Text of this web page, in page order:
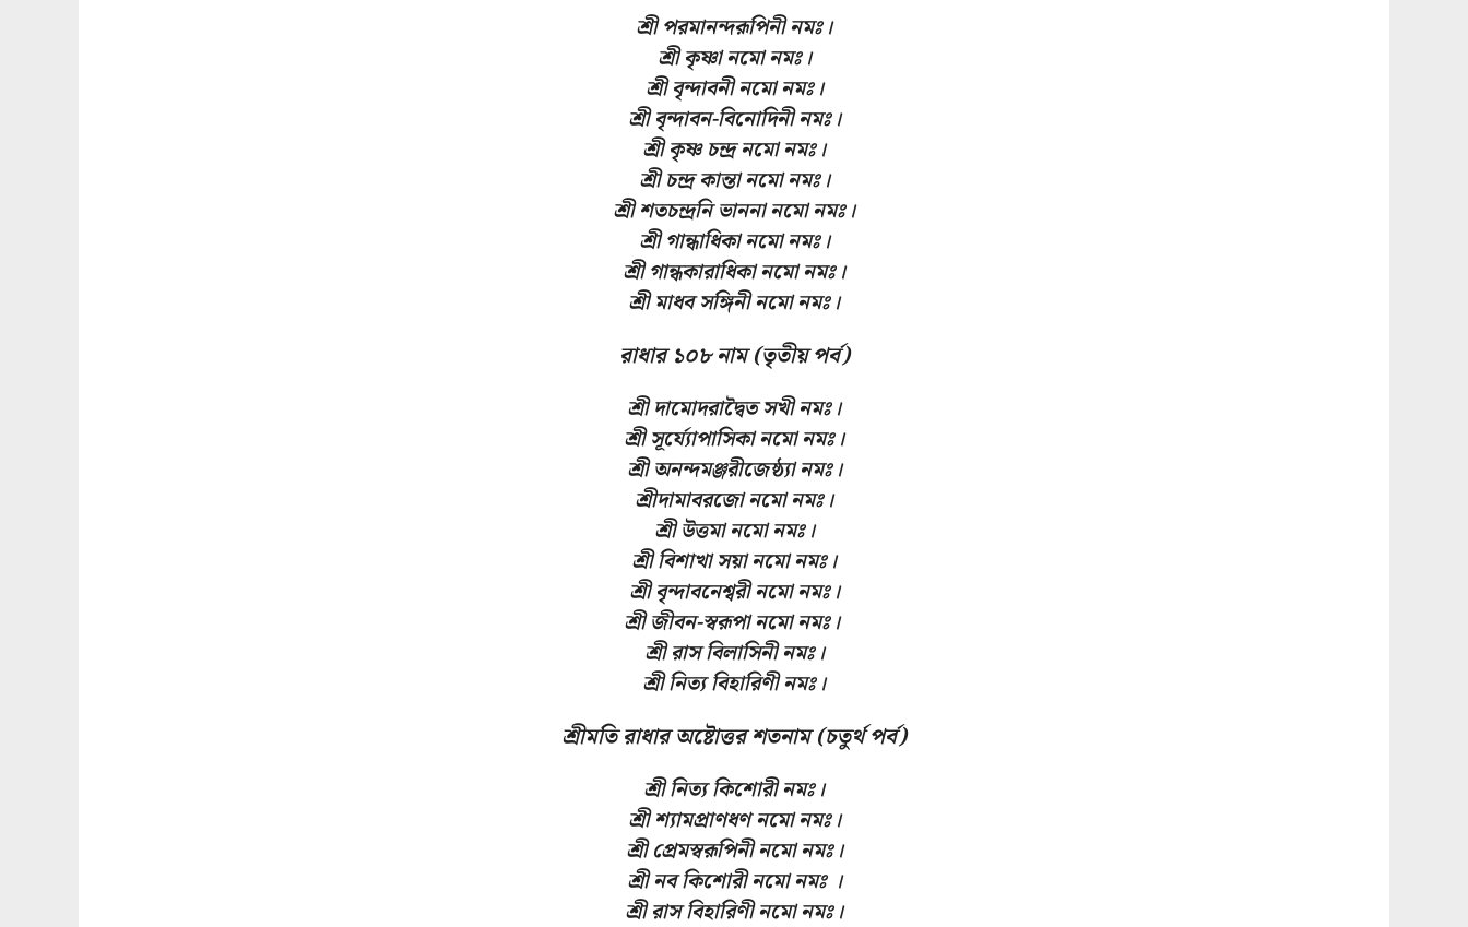
শ্রী পরমানন্দরূপিনী নমঃ।
শ্রী কৃষ্ণা নমো নমঃ।
শ্রী বৃন্দাবনী নমো নমঃ।
শ্রী বৃন্দাবন-বিনোদিনী নমঃ।
শ্রী কৃষ্ণ চন্দ্ৰ নমো নমঃ।
শ্রী চন্দ্র কান্তা নমো নমঃ।
শ্ৰী শতচন্দ্ৰনি ভাননা নমো নমঃ।
শ্ৰী গান্ধাধিকা নমো নমঃ।
শ্রী গান্ধকারাধিকা নমো নমঃ।
শ্রী মাধব সঙ্গিনী নমো নমঃ।
রাধার ১০৮ নাম (তৃতীয় পর্ব)
শ্রী দামোদরাদ্বৈত সখী নমঃ।
শ্ৰী সূর্য্যোপাসিকা নমো নমঃ।
শ্রী অনন্দমঞ্জরীজেষ্ঠ্যা নমঃ।
শ্রীদামাবরজো নমো নমঃ।
শ্রী উত্তমা নমো নমঃ।
শ্রী বিশাখা সয়া নমো নমঃ।
শ্রী বৃন্দাবনেশ্বরী নমো নমঃ।
শ্রী জীবন-স্বরূপা নমো নমঃ।
শ্রী রাস বিলাসিনী নমঃ।
শ্রী নিত্য বিহারিণী নমঃ।
শ্রীমতি রাধার অষ্টোত্তর শতনাম (চতুর্থ পর্ব)
শ্রী নিত্য কিশোরী নমঃ।
শ্রী শ্যামপ্ৰাণধণ নমো নমঃ।
শ্রী প্রেমস্বরূপিনী নমো নমঃ।
শ্রী নব কিশোরী নমো নমঃ ।
শ্রী রাস বিহারিণী নমো নমঃ।